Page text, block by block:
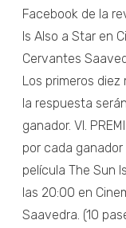
Facebook de la
Is Also a Star en
Cervantes
Los primeros
la respuesta
ganador. VI.
por cada
película The Sun
las 20:00 en
Saavedra. (10